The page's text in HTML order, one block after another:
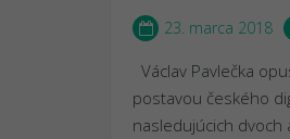
23. marca 2018
Václav Pavlečka
postavou českého
nasledujúcich